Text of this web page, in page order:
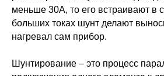
меньше 30А, то его встраивают в
больших токах шунт делают
нагревал сам прибор.
Шунтирование – это процесс